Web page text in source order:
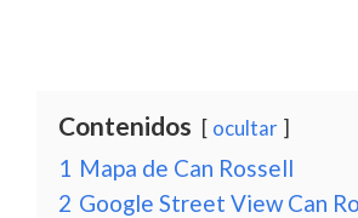
Contenidos ocultar
1 Mapa de Can Rossell
2 Google Street View Can